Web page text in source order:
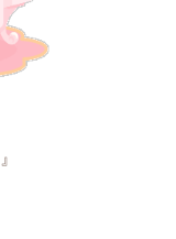
』